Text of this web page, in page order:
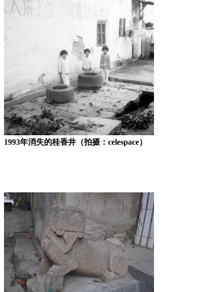
1993年消失的桂香井（拍摄：celespace）